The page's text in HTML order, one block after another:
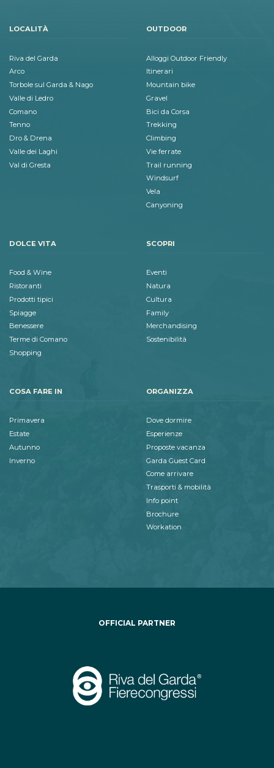
LOCALITÀ
Riva del Garda
Arco
Torbole sul Garda & Nago
Valle di Ledro
Comano
Tenno
Dro & Drena
Valle dei Laghi
Val di Gresta
OUTDOOR
Alloggi Outdoor Friendly
Itinerari
Mountain bike
Gravel
Bici da Corsa
Trekking
Climbing
Vie ferrate
Trail running
Windsurf
Vela
Canyoning
DOLCE VITA
Food & Wine
Ristoranti
Prodotti tipici
Spiagge
Benessere
Terme di Comano
Shopping
SCOPRI
Eventi
Natura
Cultura
Family
Merchandising
Sostenibilità
COSA FARE IN
Primavera
Estate
Autunno
Inverno
ORGANIZZA
Dove dormire
Esperienze
Proposte vacanza
Garda Guest Card
Come arrivare
Trasporti & mobilità
Info point
Brochure
Workation
OFFICIAL PARTNER